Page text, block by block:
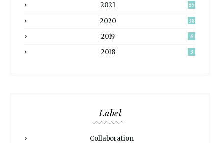
2021 85
2020 38
2019 6
2018 3
Label
Collaboration